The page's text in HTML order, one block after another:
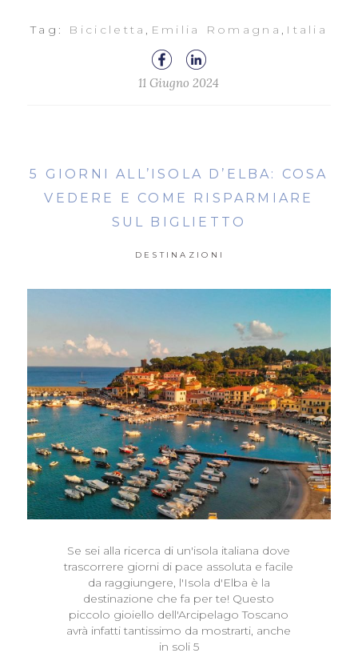
Tag: Bicicletta , Emilia Romagna , Italia
11 Giugno 2024
5 GIORNI ALL’ISOLA D’ELBA: COSA
VEDERE E COME RISPARMIARE
SUL BIGLIETTO
DESTINAZIONI
Se sei alla ricerca di un'isola italiana dove
trascorrere giorni di pace assoluta e facile
da raggiungere, l'Isola d'Elba è la
destinazione che fa per te! Questo
piccolo gioiello dell'Arcipelago Toscano
avrà infatti tantissimo da mostrarti, anche
in soli 5